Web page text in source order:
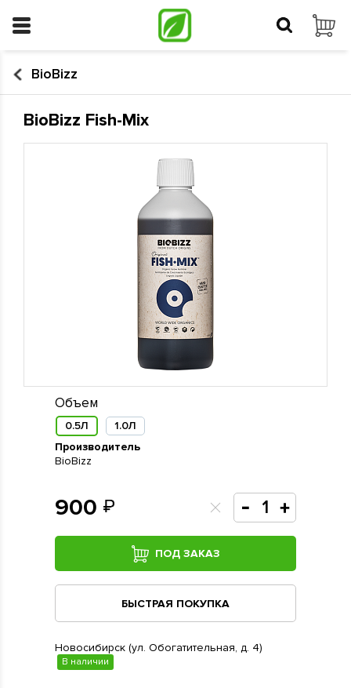
BioBizz
BioBizz Fish-Mix
Объем
0.5Л
1.0Л
Производитель
BioBizz
900
ПОД ЗАКАЗ
БЫСТРАЯ ПОКУПКА
Новосибирск (ул. Обогатительная, д. 4)
В наличии